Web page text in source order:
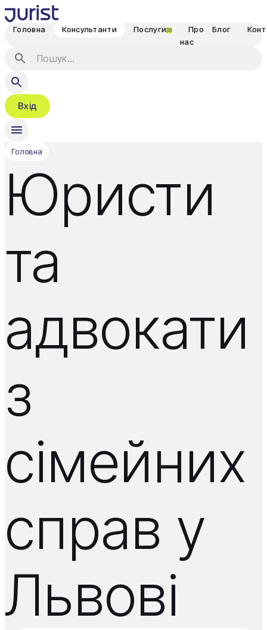
Головна Консультанти Послуги38
Про
нас
Блог
Вхід
Головна
Юристи
та
адвокати
з
сімейних
справ у
Львові